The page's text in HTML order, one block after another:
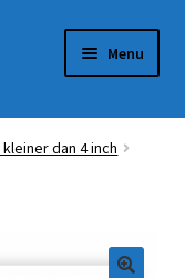
Menu
dan 4 inch